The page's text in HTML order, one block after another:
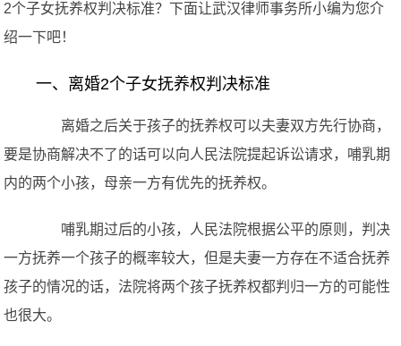
2个子女抚养权判决标准？下面让武汉律师事务所小编为您介
绍一下吧！
一、离婚2个子女抚养权判决标准
离婚之后关于孩子的抚养权可以夫妻双方先行协商，
要是协商解决不了的话可以向人民法院提起诉讼请求，哺乳期
内的两个小孩，母亲一方有优先的抚养权。
哺乳期过后的小孩，人民法院根据公平的原则，判决
一方抚养一个孩子的概率较大，但是夫妻一方存在不适合抚养
孩子的情况的话，法院将两个孩子抚养权都判归一方的可能性
也很大。